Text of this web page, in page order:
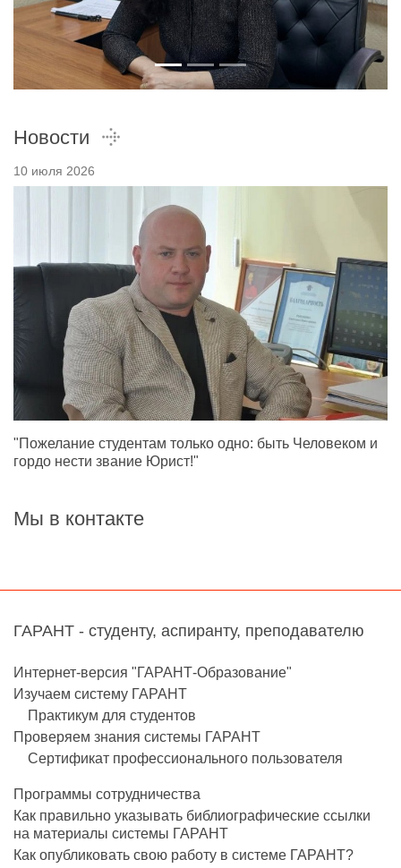
Новости
10 июля 2026
"Пожелание студентам только одно: быть Человеком и
гордо нести звание Юрист!"
Мы в контакте
ГАРАНТ - студенту, аспиранту, преподавателю
Интернет-версия "ГАРАНТ-Образование"
Изучаем систему ГАРАНТ
Практикум для студентов
Проверяем знания системы ГАРАНТ
Сертификат профессионального пользователя
Программы сотрудничества
Как правильно указывать библиографические ссылки
на материалы системы ГАРАНТ
Как опубликовать свою работу в системе ГАРАНТ?